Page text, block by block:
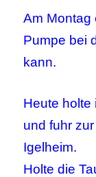
Am Montag
Pumpe bei
kann.
Heute holte
und fuhr
Igelheim.
Holte die